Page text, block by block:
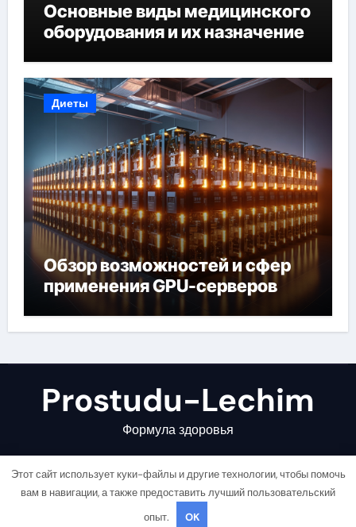
Основные виды медицинского
оборудования и их назначение
Диеты
Обзор возможностей и сфер
применения GPU-серверов
Prostudu-Lechim
Формула здоровья
Copyright © All rights reserved |
Этот сайт использует куки-файлы и другие технологии, чтобы помочь
вам в навигации, а также предоставить лучший пользовательский
опыт.
OK